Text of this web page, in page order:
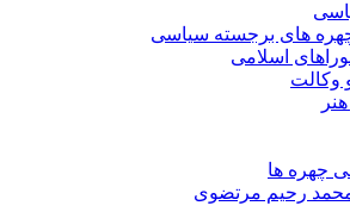
های برجسته سیاسی
اسلامی
وکالت
چهره ها
رحیم مرتضوی